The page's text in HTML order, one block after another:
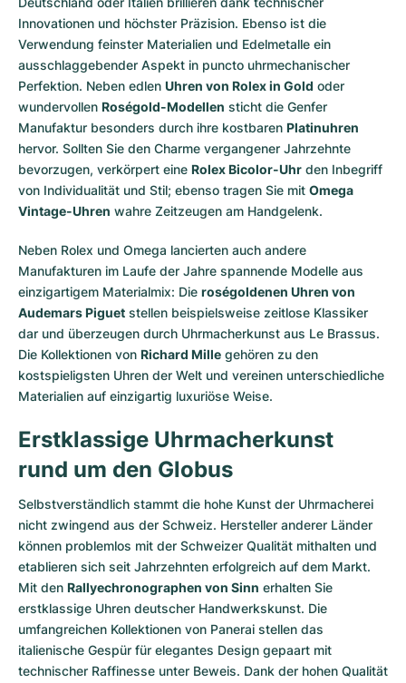
Innovationen und höchster Präzision. Ebenso ist die
Verwendung feinster Materialien und Edelmetalle ein
ausschlaggebender Aspekt in puncto uhrmechanischer
Perfektion. Neben edlen Uhren von Rolex in Gold oder
wundervollen Roségold-Modellen sticht die Genfer
Manufaktur besonders durch ihre kostbaren Platinuhren
hervor. Sollten Sie den Charme vergangener Jahrzehnte
bevorzugen, verkörpert eine Rolex Bicolor-Uhr den Inbegriff
von Individualität und Stil; ebenso tragen Sie mit Omega
Vintage-Uhren wahre Zeitzeugen am Handgelenk.
Neben Rolex und Omega lancierten auch andere
Manufakturen im Laufe der Jahre spannende Modelle aus
einzigartigem Materialmix: Die roségoldenen Uhren von
Audemars Piguet stellen beispielsweise zeitlose Klassiker
dar und überzeugen durch Uhrmacherkunst aus Le Brassus.
Die Kollektionen von Richard Mille gehören zu den
kostspieligsten Uhren der Welt und vereinen unterschiedliche
Materialien auf einzigartig luxuriöse Weise.
Erstklassige Uhrmacherkunst
rund um den Globus
Selbstverständlich stammt die hohe Kunst der Uhrmacherei
nicht zwingend aus der Schweiz. Hersteller anderer Länder
können problemlos mit der Schweizer Qualität mithalten und
etablieren sich seit Jahrzehnten erfolgreich auf dem Markt.
Mit den Rallyechronographen von Sinn erhalten Sie
erstklassige Uhren deutscher Handwerkskunst. Die
umfangreichen Kollektionen von Panerai stellen das
italienische Gespür für elegantes Design gepaart mit
technischer Raffinesse unter Beweis. Dank der hohen Qualität